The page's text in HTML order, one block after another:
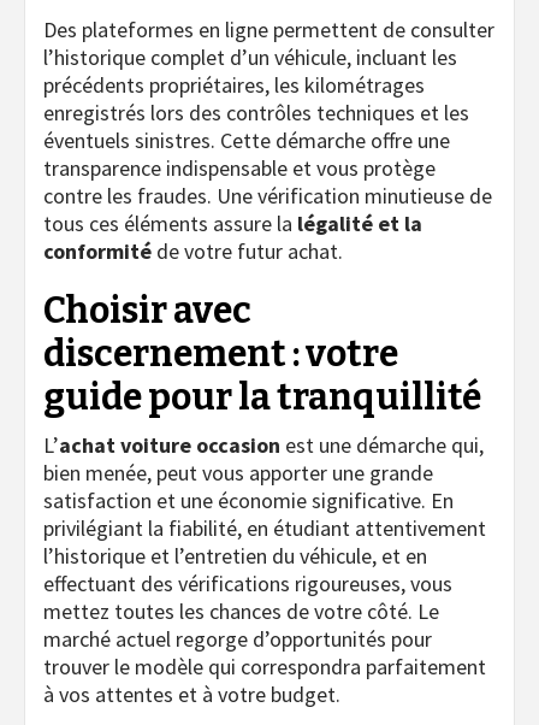
Des plateformes en ligne permettent de consulter
l’historique complet d’un véhicule, incluant les
précédents propriétaires, les kilométrages
enregistrés lors des contrôles techniques et les
éventuels sinistres. Cette démarche offre une
transparence indispensable et vous protège
contre les fraudes. Une vérification minutieuse de
tous ces éléments assure la légalité et la
conformité de votre futur achat.
Choisir avec
discernement : votre
guide pour la tranquillité
L’achat voiture occasion est une démarche qui,
bien menée, peut vous apporter une grande
satisfaction et une économie significative. En
privilégiant la fiabilité, en étudiant attentivement
l’historique et l’entretien du véhicule, et en
effectuant des vérifications rigoureuses, vous
mettez toutes les chances de votre côté. Le
marché actuel regorge d’opportunités pour
trouver le modèle qui correspondra parfaitement
à vos attentes et à votre budget.